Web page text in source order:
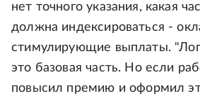
нет точного указания, какая
должна индексироваться -
стимулирующие выплаты.
это базовая часть. Но если
повысил премию и оформил